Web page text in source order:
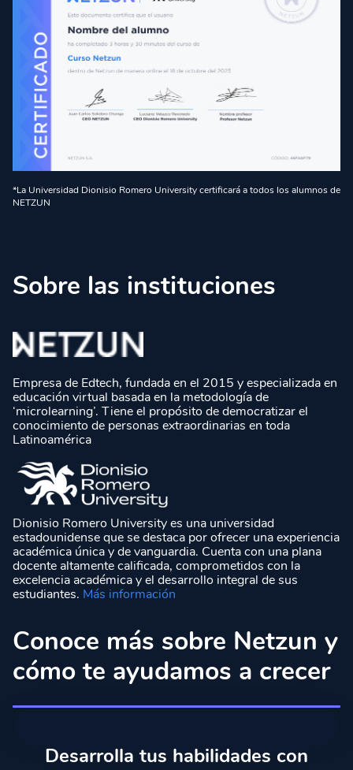
*La Universidad Dionisio Romero University certificará a todos los alumnos de
NETZUN
Sobre las instituciones
Empresa de Edtech, fundada en el 2015 y especializada en
educación virtual basada en la metodología de
‘microlearning’. Tiene el propósito de democratizar el
conocimiento de personas extraordinarias en toda
Latinoamérica
Dionisio Romero University es una universidad
estadounidense que se destaca por ofrecer una experiencia
académica única y de vanguardia. Cuenta con una plana
docente altamente calificada, comprometidos con la
excelencia académica y el desarrollo integral de sus
estudiantes. Más información
Conoce más sobre Netzun y
cómo te ayudamos a crecer
Desarrolla tus habilidades con